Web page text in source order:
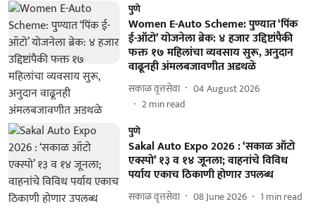
पुणे
Women E-Auto Scheme: पुण्यात ‘पिंक
ई-ऑटो’ योजनेला ब्रेक: ४ हजार उद्दिष्टांपैकी
फक्त १७ महिलांचा व्यवसाय सुरू, अनुदान
वाढूनही अंमलबजावणीत अडथळे
सकाळ वृत्तसेवा
04 August 2026
2min read
पुणे
Sakal Auto Expo 2026 : ‘सकाळ ऑटो
एक्स्पो’ १३ व १४ जूनला; वाहनांचे विविध
पर्याय एकाच ठिकाणी होणार उपलब्ध
सकाळ वृत्तसेवा 08 June 2026 1 min read